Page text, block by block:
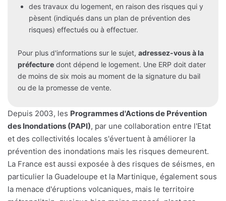
des travaux du logement, en raison des risques qui y
pèsent (indiqués dans un plan de prévention des
risques) effectués ou à effectuer.
Pour plus d'informations sur le sujet, adressez-vous à la
préfecture dont dépend le logement. Une ERP doit dater
de moins de six mois au moment de la signature du bail
ou de la promesse de vente.
Depuis 2003, les Programmes d'Actions de Prévention
des Inondations (PAPI), par une collaboration entre l'Etat
et des collectivités locales s'évertuent à améliorer la
prévention des inondations mais les risques demeurent.
La France est aussi exposée à des risques de séismes, en
particulier la Guadeloupe et la Martinique, également sous
la menace d'éruptions volcaniques, mais le territoire